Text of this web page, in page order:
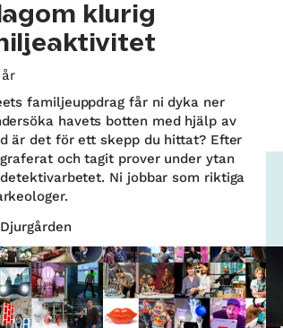
klurig
år
familjeuppdrag får ni dyka ner
havets botten med hjälp av
är det för ett skepp du hittat? Efter
och tagit prover under ytan
Ni jobbar som riktiga